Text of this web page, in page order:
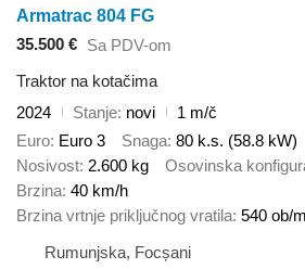
Armatrac 804 FG
35.500 € Sa PDV-om
Traktor na kotačima
2024
Stanje novi
1 m/č
Euro Euro 3 Snaga 80 k.s. (58.8 kW)
Nosivost 2.600 kg Osovinska
Brzina 40 km/h
Brzina vrtnje priključnog vratila 540 ob/
Rumunjska, Focșani